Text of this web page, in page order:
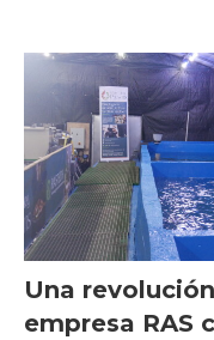
Una
empresa RAS